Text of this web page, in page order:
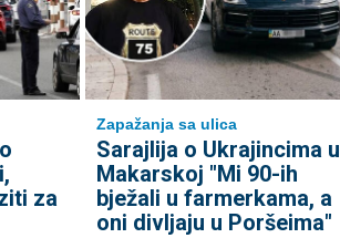
za
Zapažanja sa ulica
Sarajlija o Ukrajincima u
Makarskoj "Mi 90-ih
bježali u farmerkama, a
oni divljaju u Poršeima"